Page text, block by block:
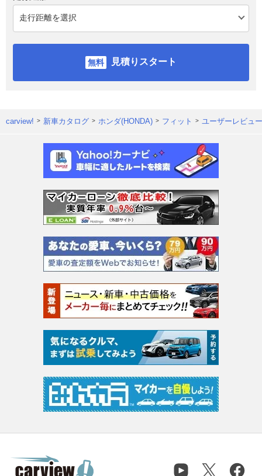
見積りスタート
carview! 新車カタログ ホンダ(HONDA) フィット ユーザーレビュ